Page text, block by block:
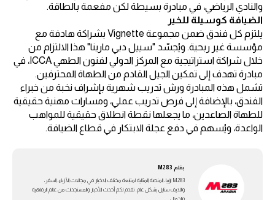
والنادي الرياضي، في مبادرة بسيطة لكن مفعمة بالطاقة.
الضيافة كوسيلة للخير
يلتزم كل فندق ضمن مجموعة Vignette بشراكة هادفة مع
مؤسسة غير ربحية. ويُجسّد "سييل دبي مارينا" هذا الالتزام من
خلال شراكة استراتيجية مع المركز الدولي لفنون الطهي ICCA، في
مبادرة تهدف إلى تمكين الجيل القادم من الطهاة المحترفين.
تشمل هذه المبادرة ورش تدريب شهرية بإشراف نخبة من خبراء
الفندق، بالإضافة إلى فرص تدريب عملي، ومسارات مهنية حقيقية
للطهاة الصاعدين، ما يجعلها نقطة انطلاق حقيقية للمواهب
الواعدة، ويُسهم في دفع عجلة الابتكار في قطاع الضيافة.
بقلم M283
M283 ارابيا، المنصة المثالية لمتابعة مختلف الاخبار في مجالات الأزياء، السفر،
واللايف ستايل بشكل عام. تقدم لكم أحدث الأخبار والمستجدات من عالم الرفاهية
والجمال.